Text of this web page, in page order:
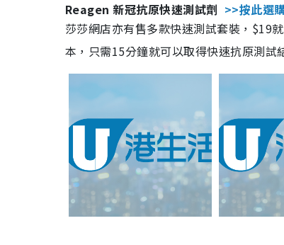
Reagen 新冠抗原快速測試劑 >>按此選
莎莎網店亦有售多款快速測試套裝，$19
本，只需15分鐘就可以取得快速抗原測試